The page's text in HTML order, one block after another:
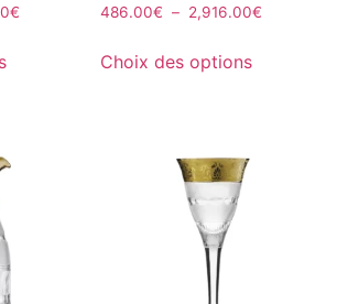
€ 486.00€ – 2,916.00€
Choix des options